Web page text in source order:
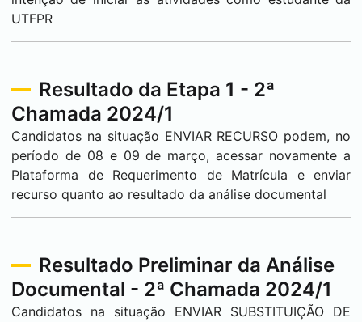
UTFPR
Resultado da Etapa 1 - 2ª
Chamada 2024/1
Candidatos na situação ENVIAR RECURSO podem, no
período de 08 e 09 de março, acessar novamente a
Plataforma de Requerimento de Matrícula e enviar
recurso quanto ao resultado da análise documental
Resultado Preliminar da Análise
Documental - 2ª Chamada 2024/1
Candidatos na situação ENVIAR SUBSTITUIÇÃO DE